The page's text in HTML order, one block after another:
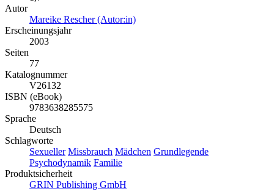
Autor
Mareike Rescher (Autor:in)
Erscheinungsjahr
2003
Seiten
77
Katalognummer
V26132
ISBN (eBook)
9783638285575
Sprache
Deutsch
Schlagworte
Sexueller Missbrauch Mädchen Grundlegende
Psychodynamik Familie
Produktsicherheit
GRIN Publishing GmbH